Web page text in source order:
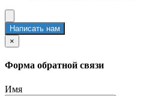
Написать нам
×
Форма обратной связи
Имя